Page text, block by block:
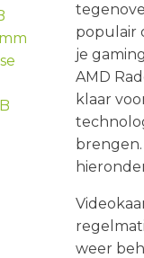
populair
je
AMD
klaar
brengen.
weer